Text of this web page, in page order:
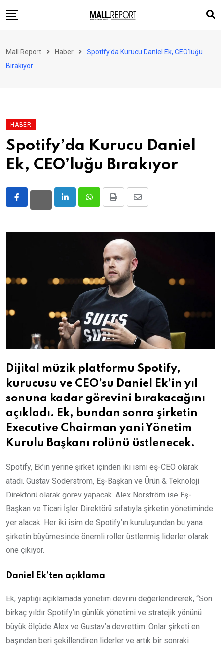
to
Perakende
Ürün ve Hizmet
Enerji
Haber
Gündem
Atamalar
Mall Report Haber
Spotify’da Kurucu Daniel Ek, CEO’luğu
Bırakıyor
HABER
Spotify’da Kurucu Daniel
Ek, CEO’luğu Bırakıyor
LinkedInWhatsappPrint
Share
Email
Dijital müzik platformu Spotify,
kurucusu ve CEO’su Daniel Ek’in yıl
sonuna kadar görevini bırakacağını
açıkladı. Ek, bundan sonra şirketin
Executive Chairman yani Yönetim
Kurulu Başkanı rolünü üstlenecek.
Spotify, Ek’in yerine şirket içinden iki ismi eş-CEO olarak
atadı. Gustav Söderström, Eş-Başkan ve Ürün & Teknoloji
Direktörü olarak görev yapacak. Alex Norström ise Eş-
Başkan ve Ticari İşler Direktörü sıfatıyla şirketin yönetiminde
yer alacak. Her iki isim de Spotify’ın kuruluşundan bu yana
şirketin büyümesinde önemli roller üstlenmiş liderler olarak
öne çıkıyor.
Daniel Ek’ten açıklama
Ek, yaptığı açıklamada yönetim devrini değerlendirerek, “Son
birkaç yıldır Spotify’ın günlük yönetimi ve stratejik yönünü
büyük ölçüde Alex ve Gustav’a devrettim. Onlar şirketi en
başından beri şekillendiren liderler ve artık bir sonraki